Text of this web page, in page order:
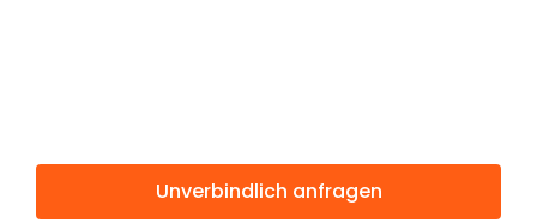
Unverbindlich anfragen